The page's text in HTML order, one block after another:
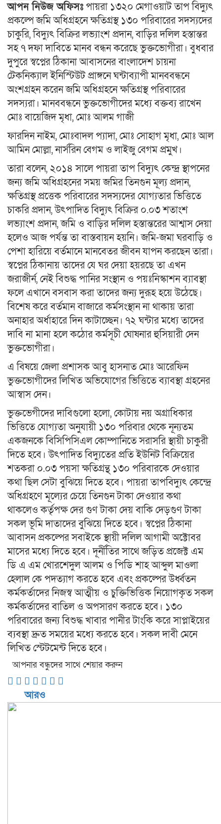
আপন নিউজ অফিসঃপায়রা ১৩২০ মেগাওয়াট তাপ বিদ্যুৎ
প্রকল্পে জমি অধিগ্রহনে ক্ষতিগ্রস্থ ১৩০ পরিবারের সদস্যদের
চাকুরি, বিদ্যুৎ বিক্রির লভ্যাংশ প্রদান, বাড়ির দলিল হস্তান্তর
সহ ৭ দফা দাবিতে মানব বন্ধন করেছে ভুক্তভোগীরা। বুধবার
দুপুরে স্বপ্নের ঠিকানা আবাসনের বাংলাদেশ চায়না
টেকনিক্যাল ইনিস্টিউট প্রাঙ্গনে ঘন্টাব্যাপী মানববন্ধনে
অংশগ্রহন করেন জমি অধিগ্রহনে ক্ষতিগ্রস্থ পরিবারের
সদস্যরা। মানববন্ধনে ভুক্তভোগীদের মধ্যে বক্তব্য রাখেন
মোঃ বায়েজিদ মৃধা, মোঃ আলম গাজী
ফারদিন নাইম, মোঃবাদল প্যাদা, মোঃ সোহাগ মৃধা, মোঃ আল
আমিন মোল্লা, নার্সরিন বেগম ও লাইজু বেগম প্রমুখ।
তারা বলেন, ২০১৪ সালে পায়রা তাপ বিদ্যুৎ কেন্দ্র স্থাপনের
জন্য জমি অধিগ্রহনের সময় জমির তিনগুন মূল্য প্রদান,
ক্ষতিগ্রস্থ প্রত্তেক পরিবারের সদস্যদের যোগ্যতার ভিত্তিতে
চাকরি প্রদান, উৎপাদিত বিদ্যুৎ বিক্রির ০.০৩ শতাংশ
লভ্যাংশ প্রদান, জমি ও বাড়ির দলিল হস্তান্তরের আশ্বাস দেয়া
হলেও আজ পর্যন্ত তা বাস্তবায়ন হয়নি। জমি-জমা ঘরবাড়ি ও
পেশা হারিয়ে বর্তমানে মানবেতর জীবন যাপন করছেন তারা।
স্বপ্নের ঠিকানায় তাদের যে ঘর দেয়া হয়রছে তা এখন
জরাজীর্ন, নেই বিশুদ্ধ পানির সংস্থান ও পয়ঃনিস্কাশন ব্যাবস্থা
ফলে এখানে বসবাস করা তাদের জন্য দুরূহ হয়ে উঠেছে।
বিশেষ করে বর্তমান বাজারে কর্মসংস্থান না থাকায় তারা
অনাহার অর্ধাহারে দিন কাটাচ্ছেন। ৭২ ঘন্টার মধ্যে তাদের
দাবি না মানা হলে কঠোর কর্মসূচী ঘোষনার হুসিয়ারী দেন
ভুক্তভোগীরা।
এ বিষয়ে জেলা প্রশাসক আবু হাসনাত মোঃ আরেফিন
ভুক্তভোগীদের লিখিত অভিযোগের ভিত্তিতে ব্যাবস্থা গ্রহনের
আস্বাস দেন।
ভুক্তভেগীদের দাবিগুলো হলো, কোটায় নয় অগ্রাধিকার
ভিত্তিতে যোগ্যতা অনুযায়ী ১৩০ পরিবার থেকে নূন্যতম
একজনকে বিসিপিসিএল কোম্পানিতে সরাসরি স্থায়ী চাকুরী
দিতে হবে। উৎপাদিত বিদ্যুতের প্রতি ইউনিট বিক্রিয়ের
শতকরা ০.০৩ পয়সা ক্ষতিগ্রন্থ ১৩০ পরিবারকে দেওয়ার
কথা ছিল সেটা বুঝিয়ে দিতে হবে। পায়রা তাপবিদ্যুৎ কেন্দ্রে
অধিগ্রহণে মূল্যের চেয়ে তিনগুন টাকা দেওয়ার কথা
থাকলেও কর্তৃপক্ষ দের গুণ টাকা দেয় বাকি দেড়গুণ টাকা
সকল ভূমি দাতাদের বুঝিয়ে দিতে হবে। স্বপ্নের ঠিকানা
আবাসন প্রকল্পের সবাইকে স্থায়ী দলিল আগামী অক্টোবর
মাসের মধ্যে দিতে হবে। দূর্নীতির সাথে জড়িত প্রজেক্ট এম
ডি এ এম খোরশেদুল আলম ও পিডি শাহ আব্দুল মাওলা
হেলাল কে পদত্যাগ করতে হবে এবং প্রকল্পের উর্ধ্বতন
কর্মকর্তাদের নিজস্ব আত্মীয় ও চুক্তিভিত্তিক নিয়োগকৃত সকল
কর্মকর্তাদের বাতিল ও অপসারণ করতে হবে। ১৩০
পরিবারের জন্য বিশুদ্ধ খাবার পানীর টাংকি করে সাপ্লাইয়ের
ব্যবস্থা দ্রুত সময়ের মধ্যে করতে হবে। সকল দাবী মেনে
লিখিত স্টেটমেন্ট দিতে হবে।
আপনার বন্ধুদের সাথে শেয়ার করুন
আরও